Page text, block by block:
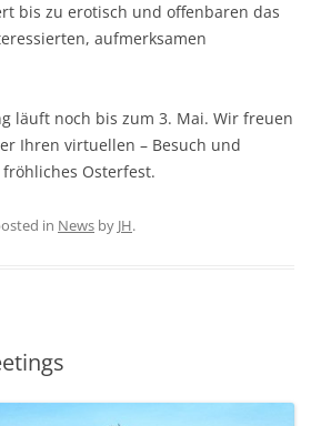
bis zu erotisch und offenbaren das
aufmerksamen
läuft noch bis zum 3. Mai. Wir freuen
Ihren virtuellen – Besuch und
Osterfest.
in News by JH.